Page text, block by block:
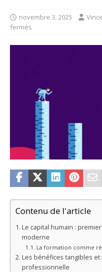
novembre 3, 2025
fermés
Contenu de l'article
Le capital humain :
moderne
La formation comme
Les bénéfices tangibles
professionnelle